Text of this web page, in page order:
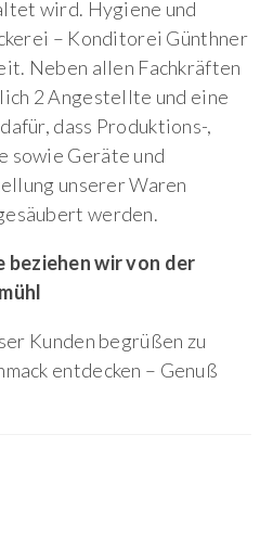
wird. Hygiene und
– Konditorei Günthner
Neben allen Fachkräften
2 Angestellte und eine
dass Produktions-,
sowie Geräte und
unserer Waren
werden.
beziehen wir von der
Kunden begrüßen zu
entdecken – Genuß